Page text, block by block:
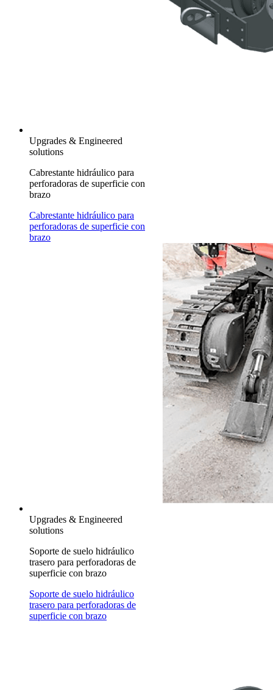
Upgrades & Engineered
solutions
Cabrestante hidráulico para
perforadoras de superficie con
brazo
Cabrestante hidráulico para
perforadoras de superficie con
brazo
Upgrades & Engineered
solutions
Soporte de suelo hidráulico
trasero para perforadoras de
superficie con brazo
Soporte de suelo hidráulico
trasero para perforadoras de
superficie con brazo